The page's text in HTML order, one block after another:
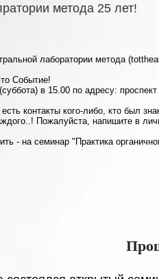
метода 25 лет!
лаборатории метода
Событие!
в 15.00 по адресу:
контакты кого-либо, кто был
Пожалуйста, напишите в
- на семинар "Практика